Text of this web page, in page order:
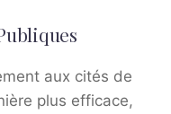
aux cités de
plus efficace,